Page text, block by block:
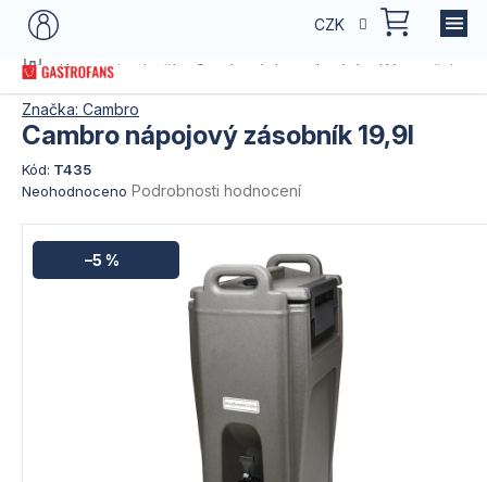
Přejít
CZK
Domů
Kategorie zboží Servírování a stolování Káva a čaj -
Značka: Cambro
Cambro nápojový zásobník 19,9l
Kód: T435
Průměrné
0,0
Neohodnoceno Podrobnosti hodnocení
–5 %